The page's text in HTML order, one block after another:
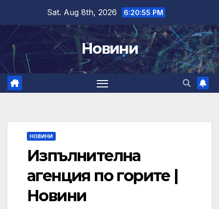
content
Sat. Aug 8th, 2026 6:20:55 PM
Новини
НОВИНИ
Изпълнителна
агенция по горите |
Новини